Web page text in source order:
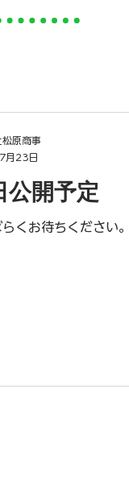
公開予定
くお待ちください。
松原商事
月23日